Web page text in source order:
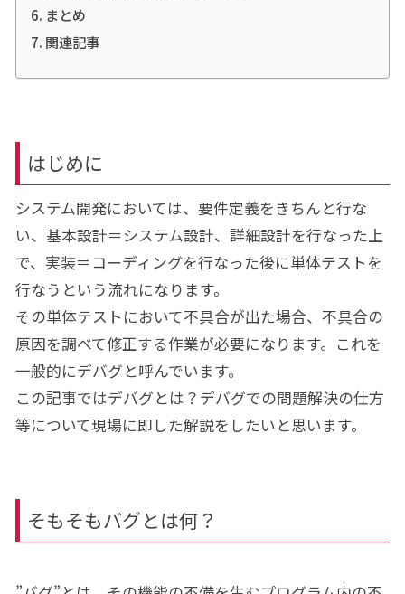
まとめ
関連記事
はじめに
システム開発においては、要件定義をきちんと行な
い、基本設計＝システム設計、詳細設計を行なった上
で、実装＝コーディングを行なった後に単体テストを
行なうという流れになります。
その単体テストにおいて不具合が出た場合、不具合の
原因を調べて修正する作業が必要になります。これを
一般的にデバグと呼んでいます。
この記事ではデバグとは？デバグでの問題解決の仕方
等について現場に即した解説をしたいと思います。
そもそもバグとは何？